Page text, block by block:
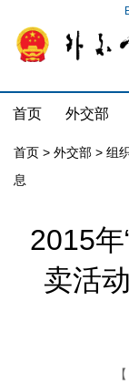
首页 外交部
首页 > 外交部 > 组
息
2015年
卖活
【